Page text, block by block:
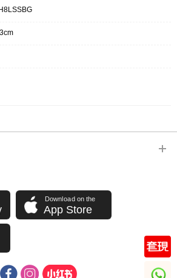
Download on the
App Store